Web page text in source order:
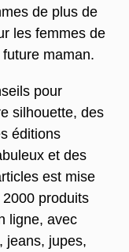
de plus de
les femmes de
maman.
pour
silhouette, des
éditions
et des
est mise
produits
ligne, avec
jeans, jupes,